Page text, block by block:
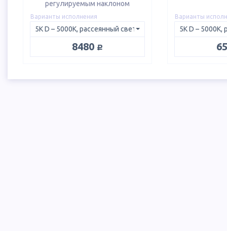
регулируемым наклоном
Варианты исполнения
8480 руб.
Варианты